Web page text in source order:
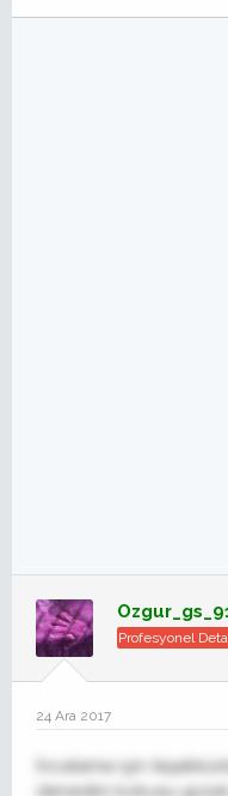
Profesyonel
24 Ara 2017
İnceleme için